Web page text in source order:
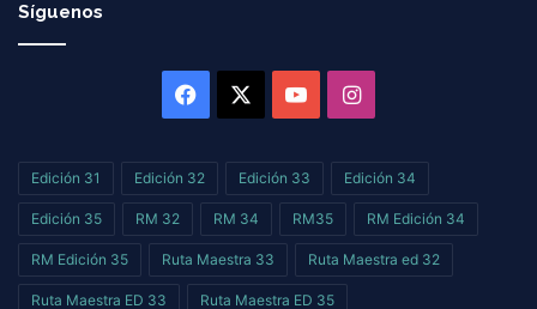
Síguenos
Facebook YouTubeInstagram
Edición 31 Edición 32 Edición 33 Edición 34
Edición 35 RM 32 RM 34 RM35 RM Edición 34
RM Edición 35 Ruta Maestra 33 Ruta Maestra ed 32
Ruta Maestra ED 33 Ruta Maestra ED 35